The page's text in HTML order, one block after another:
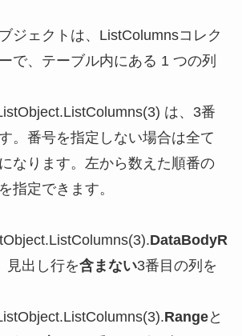
ジェクトは、ListColumnsコレク
で、テーブル内にある 1 つの列
は、3番
。番号を指定しない場合は全て
なります。左から数えた順番の
指定できます。
DataBodyR
見出し行を含まない3番目の列を
Rangeと